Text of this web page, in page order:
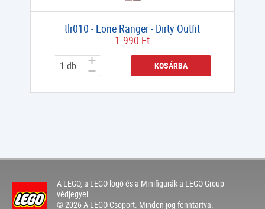
tlr010 - Lone Ranger - Dirty Outfit
1.990 Ft
KOSÁRBA
A LEGO, a LEGO logó és a Minifigurák a LEGO Group
védjegyei.
© 2026 A LEGO Csoport. Minden jog fenntartva.